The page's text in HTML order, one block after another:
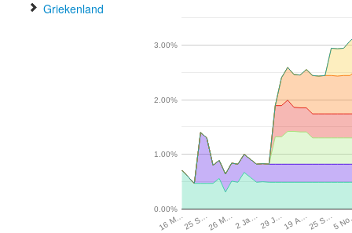
Griekenland
16 M…25 S…26 M…2 Ja…29 J…19 A…25 S…5
0.00%
1.00%
2.00%
3.00%